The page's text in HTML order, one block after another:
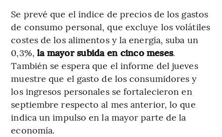
Se prevé que el índice de precios de los gastos
de consumo personal, que excluye los volátiles
costes de los alimentos y la energía, suba un
0,3%, la mayor subida en cinco meses.
También se espera que el informe del jueves
muestre que el gasto de los consumidores y
los ingresos personales se fortalecieron en
septiembre respecto al mes anterior, lo que
indica un impulso en la mayor parte de la
economía.